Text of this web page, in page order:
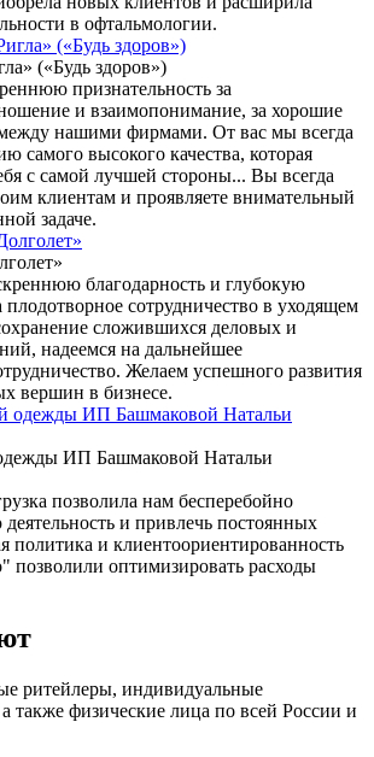
в офтальмологии.
(«Будь здоров»)
признательность за
и взаимопонимание, за хорошие
нашими фирмами. От вас мы всегда
самого высокого качества, которая
с самой лучшей стороны... Вы всегда
клиентам и проявляете внимательный
задаче.
благодарность и глубокую
плодотворное сотрудничество в уходящем
сложившихся деловых и
надеемся на дальнейшее
Желаем успешного развития
вершин в бизнесе.
ИП Башмаковой Натальи
позволила нам бесперебойно
и привлечь постоянных
политика и клиентоориентированность
оптимизировать расходы
ритейлеры, индивидуальные
также физические лица по всей России и